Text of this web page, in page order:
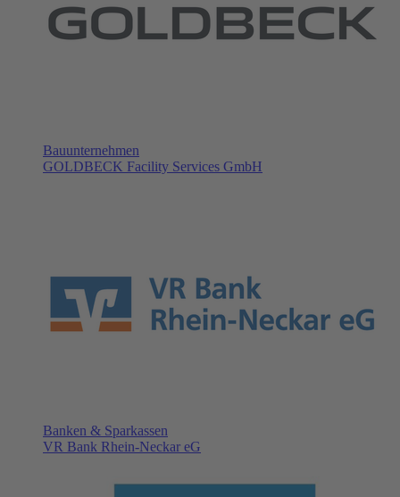
Bauunternehmen
GOLDBECK Facility Services GmbH
Banken & Sparkassen
VR Bank Rhein-Neckar eG